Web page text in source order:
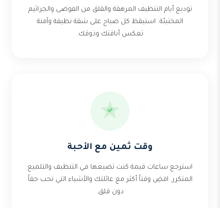
توديع أيام التنظيف المرهقة والقلق من الفوضى والجراثيم
المختبئة. استيقظ كل صباح على شقة نظيفة وآمنة
تعكس أناقتك وذوقك.
وقت ثمين مع الأحبة
استرجع ساعات قيمة كنت تضيعها في التنظيف والتلميع
المتكرر. اقضِ وقتاً أكثر مع عائلتك والأشياء التي تحب حقاً
دون قلق.